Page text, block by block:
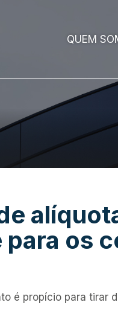
QUEM
os
é propício para tirar